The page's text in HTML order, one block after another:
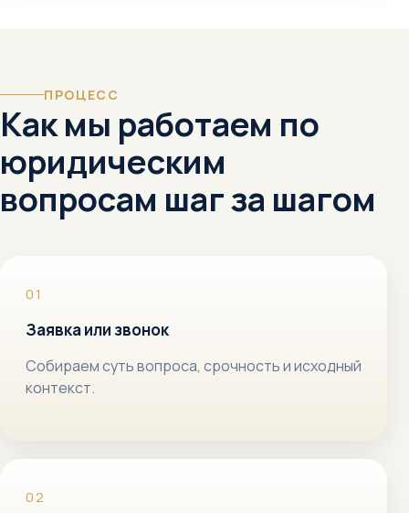
ПРОЦЕСС
Как мы работаем по
юридическим
вопросам шаг за шагом
Заявка или звонок
Собираем суть вопроса, срочность и исходный
контекст.